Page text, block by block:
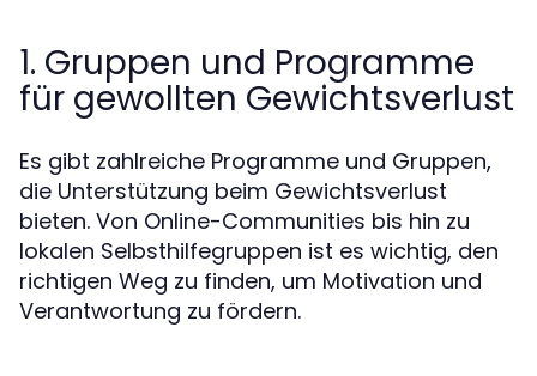
1. Gruppen und Programme
für gewollten Gewichtsverlust
Es gibt zahlreiche Programme und Gruppen,
die Unterstützung beim Gewichtsverlust
bieten. Von Online-Communities bis hin zu
lokalen Selbsthilfegruppen ist es wichtig, den
richtigen Weg zu finden, um Motivation und
Verantwortung zu fördern.